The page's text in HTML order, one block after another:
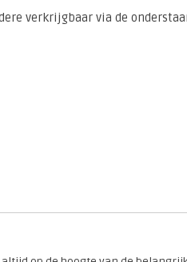
verkrijgbaar via de